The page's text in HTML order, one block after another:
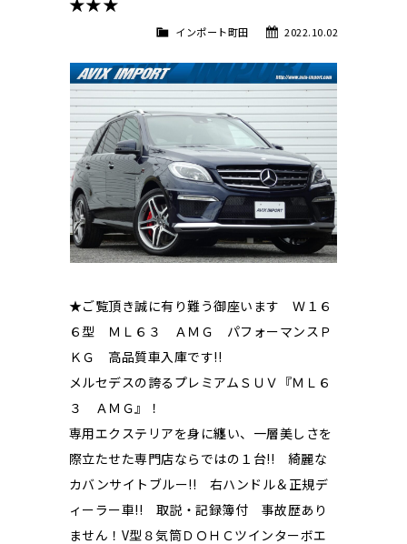
2022.10.02
インポート町田
★ご覧頂き誠に有り難う御座います Ｗ１６
６型 ＭＬ６３ ＡＭＧ パフォーマンスＰ
ＫＧ 高品質車入庫です!!
メルセデスの誇るプレミアムＳＵＶ『ＭＬ６
３ ＡＭＧ』！
専用エクステリアを身に纏い、一層美しさを
際立たせた専門店ならではの１台!! 綺麗な
カバンサイトブルー!! 右ハンドル＆正規デ
ィーラー車!! 取説・記録簿付 事故歴あり
ません！V型８気筒ＤＯＨＣツインターボエ